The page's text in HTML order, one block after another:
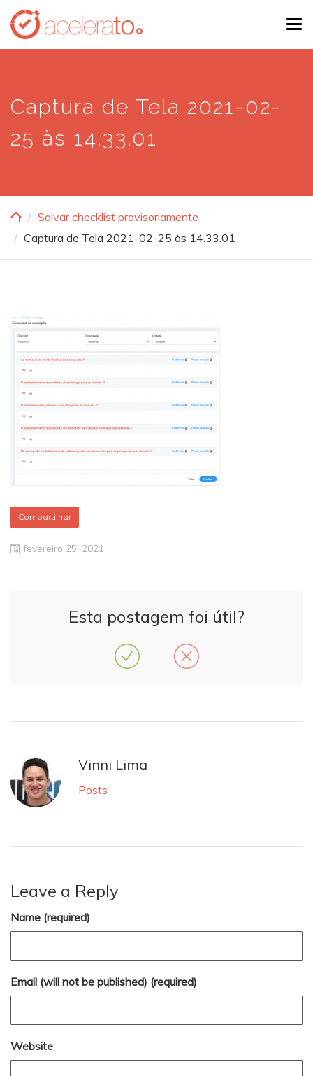
Skip
main
Captura de Tela 2021-02-
25 às 14.33.01
Salvar checklist provisoriamente
Captura de Tela 2021-02-25 às 14.33.01
Compartilhar
fevereiro 25, 2021
Esta postagem foi útil?
Vinni Lima
Posts
Leave a Reply
Name (required)
Email (will not be published) (required)
Website